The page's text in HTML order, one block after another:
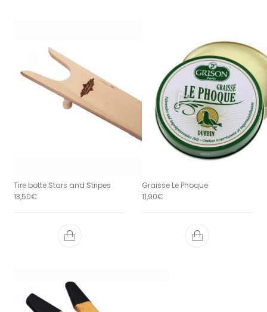
Tire botte Stars and Stripes
13,50€
Graisse Le Phoque
11,90€